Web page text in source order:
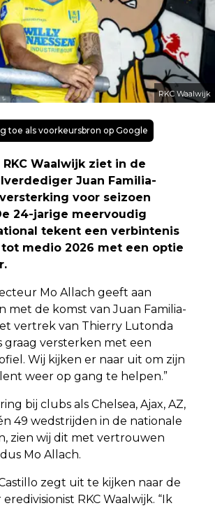
RKC Waalwijk
toe als voorkeursbron op Google
RKC Waalwijk ziet in de
Juan Familia-
voor seizoen
24-jarige meervoudig
tekent een verbintenis
medio 2026 met een optie
Mo Allach geeft aan
met de komst van Juan Familia-
vertrek van Thierry Lutonda
graag versterken met een
Wij kijken er naar uit om zijn
weer op gang te helpen.”
bij clubs als Chelsea, Ajax, AZ,
49 wedstrijden in de nationale
zien wij dit met vertrouwen
Mo Allach.
zegt uit te kijken naar de
RKC Waalwijk. “Ik